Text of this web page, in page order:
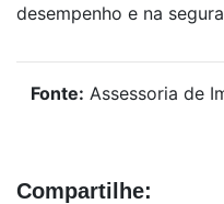
desempenho e na
Fonte: Assessoria de
Compartilhe: